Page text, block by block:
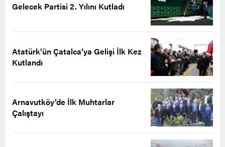
Gelecek Partisi 2. Yılını Kutladı
Atatürk’ün Çatalca’ya Gelişi İlk Kez
Kutlandı
Arnavutköy’de İlk Muhtarlar
Çalıştayı